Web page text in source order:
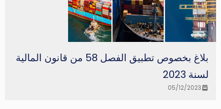
بلاغ بخصوص تطبيق الفصل 58 من قانون المالية
لسنة 2023
05/12/2023